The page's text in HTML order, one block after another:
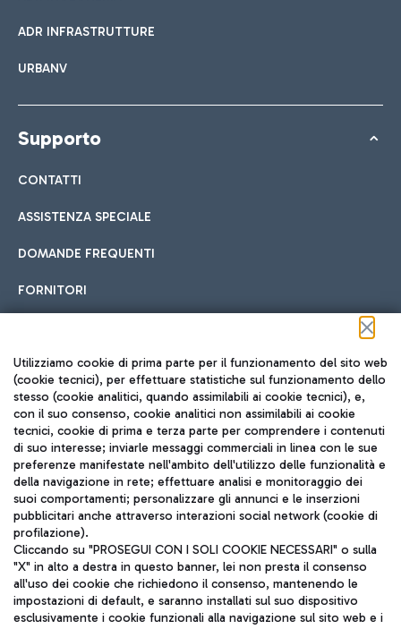
ADR INFRASTRUTTURE
URBANV
Supporto
CONTATTI
ASSISTENZA SPECIALE
DOMANDE FREQUENTI
FORNITORI
Seguici sui social
TRAVEL JOURNAL
ITA
Utilizziamo cookie di prima parte per il funzionamento del sito web
(cookie tecnici), per effettuare statistiche sul funzionamento dello
stesso (cookie analitici, quando assimilabili ai cookie tecnici), e,
con il suo consenso, cookie analitici non assimilabili ai cookie
tecnici, cookie di prima e terza parte per comprendere i contenuti
di suo interesse; inviarle messaggi commerciali in linea con le sue
preferenze manifestate nell'ambito dell'utilizzo delle funzionalità e
della navigazione in rete; effettuare analisi e monitoraggio dei
suoi comportamenti; personalizzare gli annunci e le inserzioni
pubblicitari anche attraverso interazioni social network (cookie di
profilazione).
Cliccando su "PROSEGUI CON I SOLI COOKIE NECESSARI" o sulla
"X" in alto a destra in questo banner, lei non presta il consenso
all'uso dei cookie che richiedono il consenso, mantenendo le
impostazioni di default, e saranno installati sul suo dispositivo
esclusivamente i cookie funzionali alla navigazione sul sito web e i